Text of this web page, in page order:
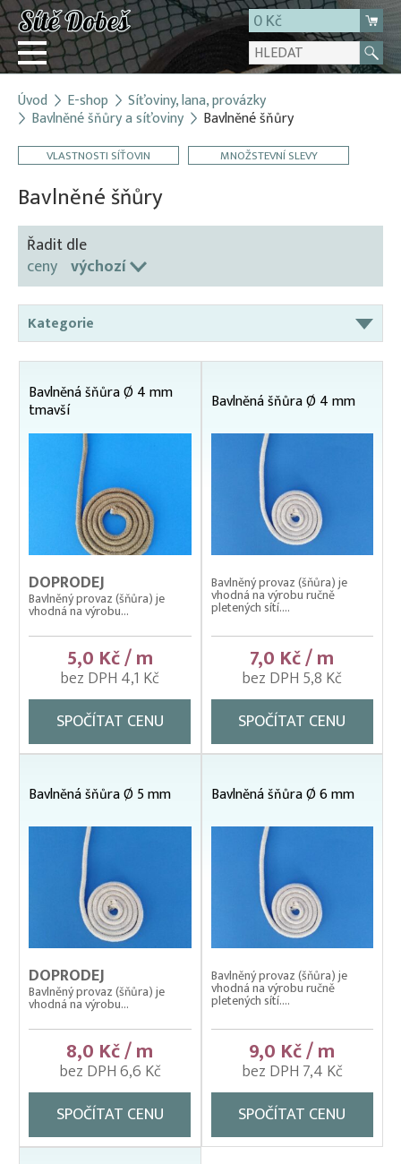
0 Kč
Přihlásit
Registrace
E-shop
O firmě
Kontakt
Úvod E-shop Síťoviny, lana, provázky
Bavlněné šňůry a síťoviny Bavlněné šňůry
VLASTNOSTI SÍŤOVIN MNOŽSTEVNÍ SLEVY
Bavlněné šňůry
Řadit dle
ceny výchozí
Kategorie
Síťoviny z bavlny
Broková zátěžová šňůra
Gumolana
Polyamidová lana a síťoviny
Polyesterové provázky a síťoviny
Polyethylenová lana a síťoviny
Polyethylenové technické síťoviny
Polypropylenová lana a síťoviny
Bavlněná šňůra Ø 4 mm
tmavší
DOPRODEJ
Bavlněný provaz (šňůra) je
vhodná na výrobu...
5,0 Kč / m
bez DPH 4,1 Kč
SPOČÍTAT CENU
Bavlněná šňůra Ø 4 mm
Bavlněný provaz (šňůra) je
vhodná na výrobu ručně
pletených sítí....
7,0 Kč / m
bez DPH 5,8 Kč
SPOČÍTAT CENU
Bavlněná šňůra Ø 5 mm
DOPRODEJ
Bavlněný provaz (šňůra) je
vhodná na výrobu...
8,0 Kč / m
bez DPH 6,6 Kč
SPOČÍTAT CENU
Bavlněná šňůra Ø 6 mm
Bavlněný provaz (šňůra) je
vhodná na výrobu ručně
pletených sítí....
9,0 Kč / m
bez DPH 7,4 Kč
SPOČÍTAT CENU